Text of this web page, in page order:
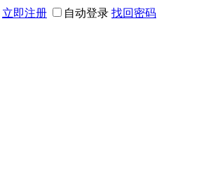
立即注册 自动登录 找回密码